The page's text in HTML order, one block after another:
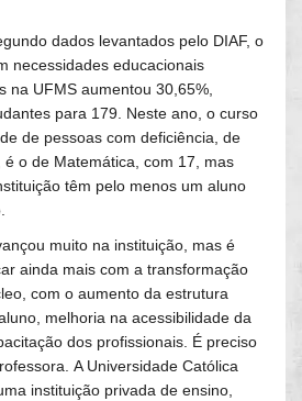
dados levantados pelo DIAF, o
necessidades educacionais
na UFMS aumentou 30,65%,
para 179. Neste ano, o curso
de pessoas com deficiência, de
o de Matemática, com 17, mas
têm pelo menos um aluno
muito na instituição, mas é
ainda mais com a transformação
com o aumento da estrutura
melhoria na acessibilidade da
dos profissionais. É preciso
A Universidade Católica
instituição privada de ensino,